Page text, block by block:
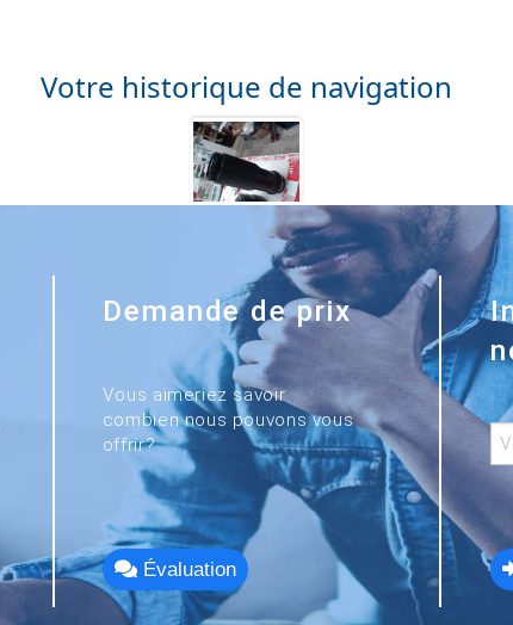
Votre historique de navigation
Demande de prix
Vous aimeriez savoir
combien nous pouvons vous
offrir?
Évaluation